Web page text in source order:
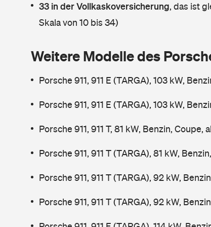
33 in der Vollkaskoversicherung, das ist
Skala von 10 bis 34)
Weitere Modelle des
Porsche 911, 911 E (TARGA), 103 kW,
Porsche 911, 911 E (TARGA), 103 kW,
Porsche 911, 911 T, 81 kW, Benzin, Coupe,
Porsche 911, 911 T (TARGA), 81 kW,
Porsche 911, 911 T (TARGA), 92 kW,
Porsche 911, 911 T (TARGA), 92 kW,